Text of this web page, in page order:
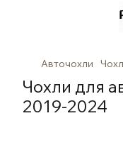
Авточохли
Чохли для
2019-2024